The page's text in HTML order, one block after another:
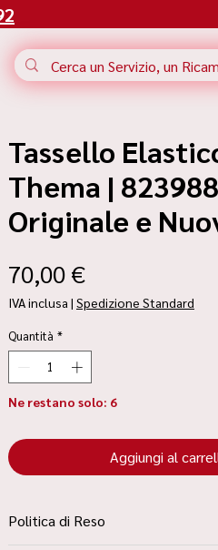
Tassello
Thema |
Originale e
70,00 €Prezzo
IVA inclusa | Spedizione Standard
Quantità *
Ne restano solo: 6
Aggiungi al
Politica di Reso